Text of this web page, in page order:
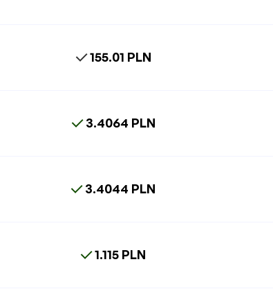
155.01 PLN
3.4064 PLN
3.4044 PLN
1.115 PLN